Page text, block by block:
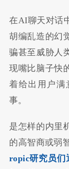
在AI聊天对话
胡编乱造的幻
骗甚至威胁人
现嘴比脑子快
着给出用户满
事。
是怎样的内里
的高智商或弱
ropic研究员们